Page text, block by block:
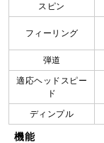
スピン
フィーリング
弾道
適応ヘッドスピー
ド
ディンプル
機能